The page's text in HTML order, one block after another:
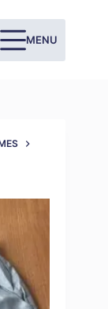
MENU